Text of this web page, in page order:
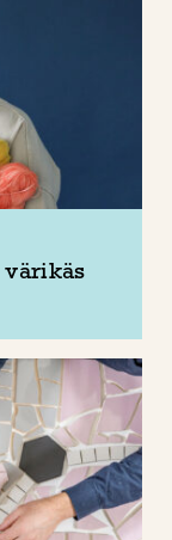
värikäs